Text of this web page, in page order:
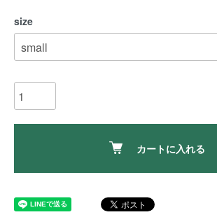
size
カートに入れる